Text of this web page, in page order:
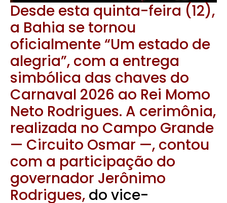
Desde esta quinta-feira (12),
a Bahia se tornou
oficialmente “Um estado de
alegria”, com a entrega
simbólica das chaves do
Carnaval 2026 ao Rei Momo
Neto Rodrigues. A cerimônia,
realizada no Campo Grande
— Circuito Osmar —, contou
com a participação do
governador Jerônimo
Rodrigues, do vice-